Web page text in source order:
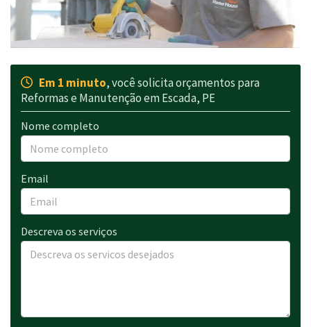
Em 1 minuto, você solicita orçamentos para
Reformas e Manutenção em Escada, PE
Nome completo
Email
Descreva os serviços